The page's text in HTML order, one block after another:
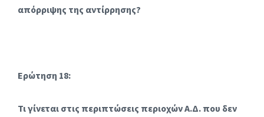
απόρριψης της αντίρρησης?
Ερώτηση 18:
Τι γίνεται στις περιπτώσεις περιοχών Α.Δ. που δεν